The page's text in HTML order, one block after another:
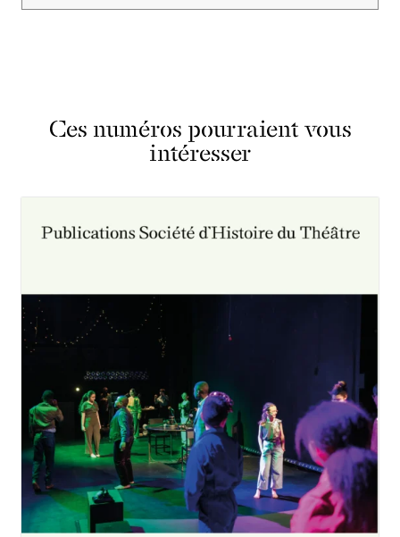
Ces numéros pourraient vous
intéresser